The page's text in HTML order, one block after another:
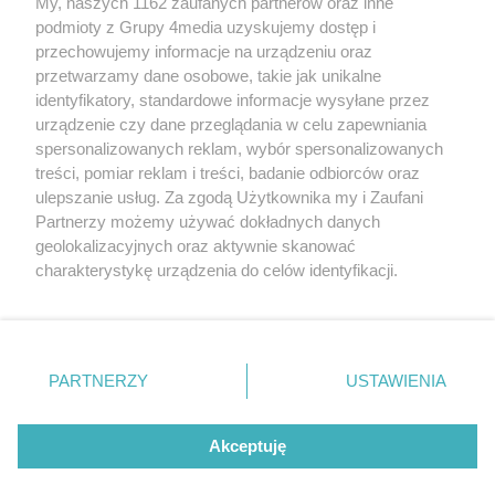
Redakcja Reklama Prywatność
Praca Łódź
the:protocol
Facebook.com
Youtube.com
podmioty z Grupy 4media uzyskujemy dostęp i
przechowujemy informacje na urządzeniu oraz
przetwarzamy dane osobowe, takie jak unikalne
identyfikatory, standardowe informacje wysyłane przez
urządzenie czy dane przeglądania w celu zapewniania
spersonalizowanych reklam, wybór spersonalizowanych
treści, pomiar reklam i treści, badanie odbiorców oraz
ulepszanie usług. Za zgodą Użytkownika my i Zaufani
Partnerzy możemy używać dokładnych danych
geolokalizacyjnych oraz aktywnie skanować
charakterystykę urządzenia do celów identyfikacji.
zmienić/wycofać klikając przycisk ustawień prywatności
znajdujący się w lewym dolnym rogu strony
. Niektóre
użytkownika, ale masz prawo sprzeciwić się takiemu
przetwarzaniu. Preferencje będą miały zastosowania tylko
PARTNERZY USTAWIENIA
Akceptuję